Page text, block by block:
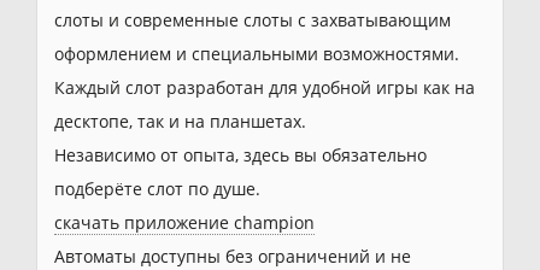
слоты и современные слоты с захватывающим
оформлением и специальными возможностями.
Каждый слот разработан для удобной игры как на
десктопе, так и на планшетах.
Независимо от опыта, здесь вы обязательно
подберёте слот по душе.
скачать приложение champion
Автоматы доступны без ограничений и не